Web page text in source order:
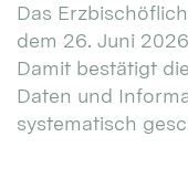
Das
dem 26. Juni
Damit bestätigt
Daten und
systematisch